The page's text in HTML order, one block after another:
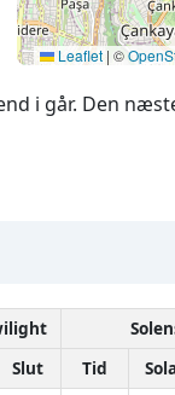
Leaflet | ©
i går. Den
Slut Tid